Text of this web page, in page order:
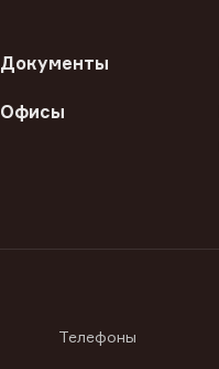
Документы
Офисы
Телефоны